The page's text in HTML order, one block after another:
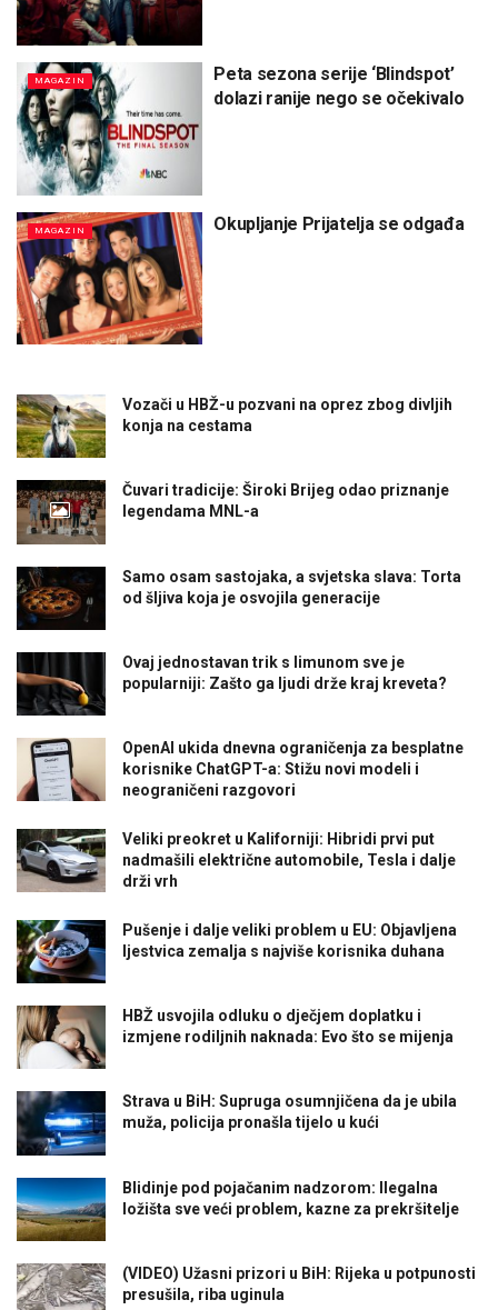
MAGAZIN
Peta sezona serije ‘Blindspot’
dolazi ranije nego se očekivalo
MAGAZIN Okupljanje Prijatelja se odgađa
Vozači u HBŽ-u pozvani na oprez zbog divljih
konja na cestama
Čuvari tradicije: Široki Brijeg odao priznanje
legendama MNL-a
Samo osam sastojaka, a svjetska slava: Torta
od šljiva koja je osvojila generacije
Ovaj jednostavan trik s limunom sve je
popularniji: Zašto ga ljudi drže kraj kreveta?
OpenAI ukida dnevna ograničenja za besplatne
korisnike ChatGPT-a: Stižu novi modeli i
neograničeni razgovori
Veliki preokret u Kaliforniji: Hibridi prvi put
nadmašili električne automobile, Tesla i dalje
drži vrh
Pušenje i dalje veliki problem u EU: Objavljena
ljestvica zemalja s najviše korisnika duhana
HBŽ usvojila odluku o dječjem doplatku i
izmjene rodiljnih naknada: Evo što se mijenja
Strava u BiH: Supruga osumnjičena da je ubila
muža, policija pronašla tijelo u kući
Blidinje pod pojačanim nadzorom: Ilegalna
ložišta sve veći problem, kazne za prekršitelje
(VIDEO) Užasni prizori u BiH: Rijeka u potpunosti
presušila, riba uginula